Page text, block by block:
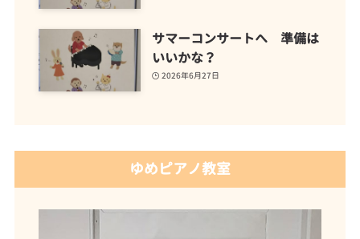
サマーコンサートへ 準備は
いいかな？
2026年6月27日
ゆめピアノ教室